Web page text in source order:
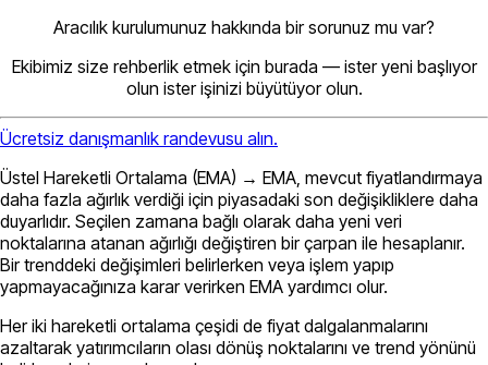
Aracılık kurulumunuz hakkında bir sorunuz mu var?
Ekibimiz size rehberlik etmek için burada — ister yeni başlıyor
olun ister işinizi büyütüyor olun.
Ücretsiz danışmanlık randevusu alın.
Üstel Hareketli Ortalama (EMA) → EMA, mevcut fiyatlandırmaya
daha fazla ağırlık verdiği için piyasadaki son değişikliklere daha
duyarlıdır. Seçilen zamana bağlı olarak daha yeni veri
noktalarına atanan ağırlığı değiştiren bir çarpan ile hesaplanır.
Bir trenddeki değişimleri belirlerken veya işlem yapıp
yapmayacağınıza karar verirken EMA yardımcı olur.
Her iki hareketli ortalama çeşidi de fiyat dalgalanmalarını
azaltarak yatırımcıların olası dönüş noktalarını ve trend yönünü